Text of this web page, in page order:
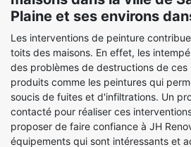
Plaine et ses environs
Les interventions de peinture
toits des maisons. En effet, les
des problèmes de destructions de ces
produits comme les peintures qui
soucis de fuites et d'infiltrations. Un
contacté pour réaliser ces
proposer de faire confiance à JH
équipements qui sont intéressants et